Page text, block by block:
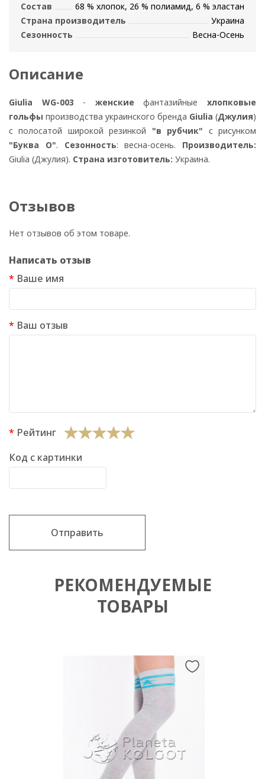
Состав
68 % хлопок, 26 % полиамид, 6 % эластан
Страна производитель
Украина
Сезонность
Весна-Осень
Описание
Giulia WG-003 - женские фантазийныехлопковые
гольфы производства украинского бренда Giulia (Джулия)
с полосатой широкой резинкой "в рубчик" с рисунком
"Буква О". Сезонность: весна-осень. Производитель:
Giulia (Джулия). Страна изготовитель: Украина.
Отзывов
Нет отзывов об этом товаре.
Написать отзыв
Ваше имя
Ваш отзыв
Рейтинг
Код с картинки
Отправить
РЕКОМЕНДУЕМЫЕ
ТОВАРЫ